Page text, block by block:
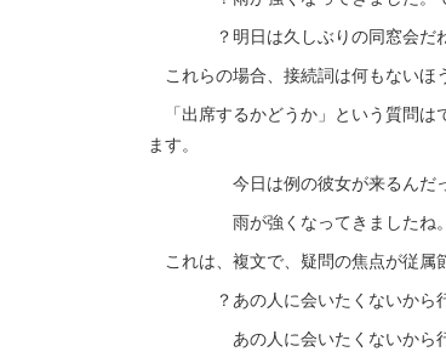
？明日は久しぶりの同窓会だね
これらの場合、接続詞は何もないほ
「出席するかどうか」という質問は
ます。
今日は例の彼女が来るんだって
雨が強くなってきましたね。だ
これは、複文で、疑問の焦点が従属
？あの人に会いたくないから行
あの人に会いたくないから行